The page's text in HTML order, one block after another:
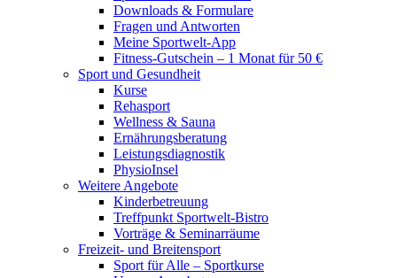
Downloads & Formulare
Fragen und Antworten
Meine Sportwelt-App
Fitness-Gutschein – 1 Monat für 50 €
Sport und Gesundheit
Kurse
Rehasport
Wellness & Sauna
Ernährungsberatung
Leistungsdiagnostik
PhysioInsel
Weitere Angebote
Kinderbetreuung
Treffpunkt Sportwelt-Bistro
Vorträge & Seminarräume
Freizeit- und Breitensport
Sport für Alle – Sportkurse